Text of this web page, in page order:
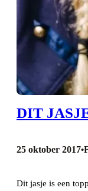
DIT
25 oktober 2017•
Dit jasje is een